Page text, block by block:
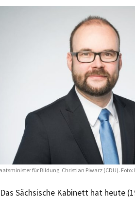
für Bildung, Christian Piwarz (CDU). Foto:
Das Sächsische Kabinett hat heute